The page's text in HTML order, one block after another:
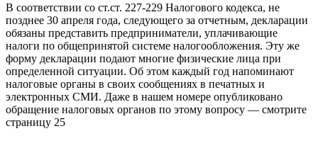
В соответствии со ст.ст. 227-229 Налогового кодекса, не
позднее 30 апреля года, следующего за отчетным, декларации
обязаны представить предприниматели, уплачивающие
налоги по общепринятой системе налогообложения. Эту же
форму декларации подают многие физические лица при
определенной ситуации. Об этом каждый год напоминают
налоговые органы в своих сообщениях в печатных и
электронных СМИ. Даже в нашем номере опубликовано
обращение налоговых органов по этому вопросу — смотрите
страницу 25